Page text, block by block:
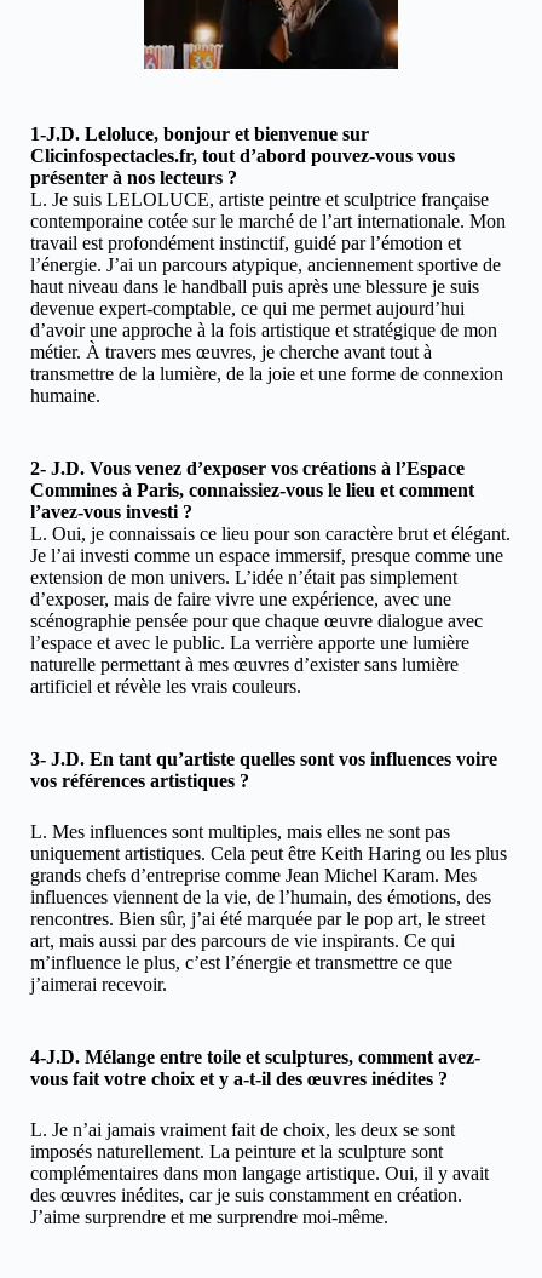
1-J.D. Leloluce, bonjour et bienvenue sur
Clicinfospectacles.fr, tout d’abord pouvez-vous vous
présenter à nos lecteurs ?
L. Je suis LELOLUCE, artiste peintre et sculptrice française
contemporaine cotée sur le marché de l’art internationale. Mon
travail est profondément instinctif, guidé par l’émotion et
l’énergie. J’ai un parcours atypique, anciennement sportive de
haut niveau dans le handball puis après une blessure je suis
devenue expert-comptable, ce qui me permet aujourd’hui
d’avoir une approche à la fois artistique et stratégique de mon
métier. À travers mes œuvres, je cherche avant tout à
transmettre de la lumière, de la joie et une forme de connexion
humaine.
2- J.D. Vous venez d’exposer vos créations à l’Espace
Commines à Paris, connaissiez-vous le lieu et comment
l’avez-vous investi ?
L. Oui, je connaissais ce lieu pour son caractère brut et élégant.
Je l’ai investi comme un espace immersif, presque comme une
extension de mon univers. L’idée n’était pas simplement
d’exposer, mais de faire vivre une expérience, avec une
scénographie pensée pour que chaque œuvre dialogue avec
l’espace et avec le public. La verrière apporte une lumière
naturelle permettant à mes œuvres d’exister sans lumière
artificiel et révèle les vrais couleurs.
3- J.D. En tant qu’artiste quelles sont vos influences voire
vos références artistiques ?
L. Mes influences sont multiples, mais elles ne sont pas
uniquement artistiques. Cela peut être Keith Haring ou les plus
grands chefs d’entreprise comme Jean Michel Karam. Mes
influences viennent de la vie, de l’humain, des émotions, des
rencontres. Bien sûr, j’ai été marquée par le pop art, le street
art, mais aussi par des parcours de vie inspirants. Ce qui
m’influence le plus, c’est l’énergie et transmettre ce que
j’aimerai recevoir.
4-J.D. Mélange entre toile et sculptures, comment avez-
vous fait votre choix et y a-t-il des œuvres inédites ?
L. Je n’ai jamais vraiment fait de choix, les deux se sont
imposés naturellement. La peinture et la sculpture sont
complémentaires dans mon langage artistique. Oui, il y avait
des œuvres inédites, car je suis constamment en création.
J’aime surprendre et me surprendre moi-même.